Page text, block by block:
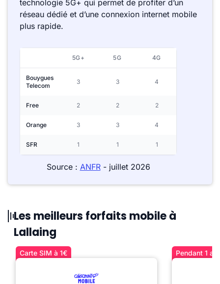
technologie 5G+ qui permet de profiter d’un
réseau dédié et d’une connexion internet mobile
plus rapide.
5G+ 5G 4G
Bouygues
Telecom
3 3 4
Free 2 2 2
Orange 3 3 4
SFR 1 1 1
Source : ANFR- juillet 2026
Les meilleurs forfaits mobile à
Lallaing
Carte SIM à 1€ Pendant 1